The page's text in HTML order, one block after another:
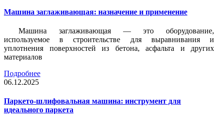
Машина заглаживающая: назначение и применение
Машина заглаживающая — это оборудование,
используемое в строительстве для выравнивания и
уплотнения поверхностей из бетона, асфальта и других
материалов
Подробнее
06.12.2025
Паркето-шлифовальная машина: инструмент для
идеального паркета